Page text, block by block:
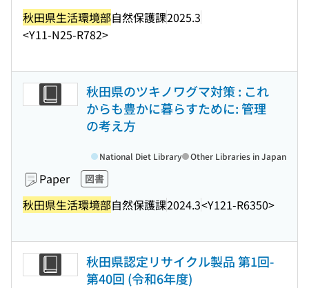
秋田県生活環境部自然保護課2025.3
<Y11-N25-R782>
秋田県のツキノワグマ対策 : これ
からも豊かに暮らすために: 管理
の考え方
Paper 図書
秋田県生活環境部自然保護課2024.3<Y121-R6350>
National Diet Library Other Libraries in Japan
秋田県認定リサイクル製品 第1回-
第40回 (令和6年度)